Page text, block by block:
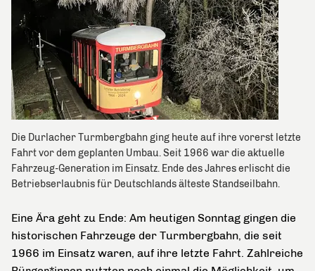
Die Durlacher Turmbergbahn ging heute auf ihre vorerst letzte
Fahrt vor dem geplanten Umbau. Seit 1966 war die aktuelle
Fahrzeug-Generation im Einsatz. Ende des Jahres erlischt die
Betriebserlaubnis für Deutschlands älteste Standseilbahn.
Eine Ära geht zu Ende: Am heutigen Sonntag gingen die
historischen Fahrzeuge der Turmbergbahn, die seit
1966 im Einsatz waren, auf ihre letzte Fahrt. Zahlreiche